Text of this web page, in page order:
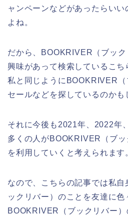
ャンペーンなどがあったらい
よね。
だから、BOOKRIVER（ブッ
興味があって検索しているこち
私と同じようにBOOKRIVER（
セールなどを探しているのかも
それに今後も2021年、2022年
多くの人がBOOKRIVER（ブ
を利用していくと考えられます
なので、こちらの記事では私
ックリバー）のことを友達に色
BOOKRIVER（ブックリバー